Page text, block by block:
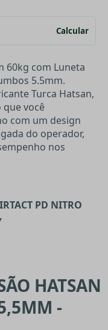
Calcular
60kg com Luneta
5.5mm.
Turca Hatsan,
que você
com um design
do operador,
nos
PD NITRO
HATSAN
-